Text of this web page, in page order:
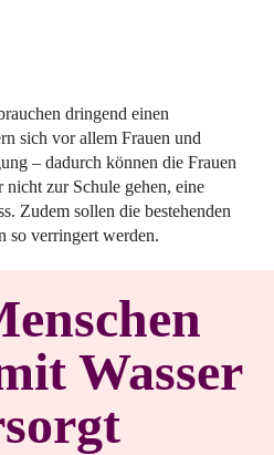
dringend einen
sich vor allem Frauen und
– dadurch können die Frauen
zur Schule gehen, eine
Zudem sollen die bestehenden
so verringert werden.
Wasser